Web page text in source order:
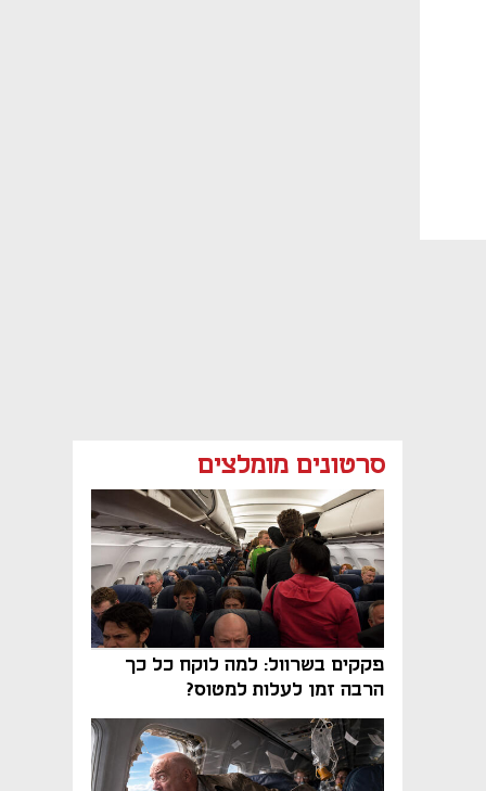
סרטונים מומלצים
פקקים בשרוול: למה לוקח כל כך
הרבה זמן לעלות למטוס?